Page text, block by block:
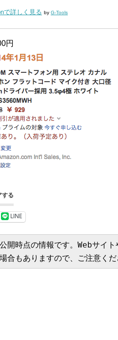
で詳しく見る by G-Tools
円
する
LINE
開時点の情報です。Webサイ
合もありますので、ご注意くだ